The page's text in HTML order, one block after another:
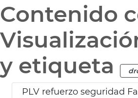
Contenido
y etiqueta